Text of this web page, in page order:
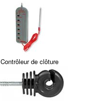
Contrôleur de clôture